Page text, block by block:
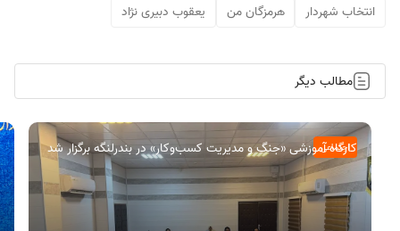
انتخاب شهردار هرمزگان من یعقوب دبیری نژاد
مطالب دیگر
اجتماعی
کارگاه آموزشی «جنگ و مدیریت کسب‌وکار» در بندرلنگه برگزار شد